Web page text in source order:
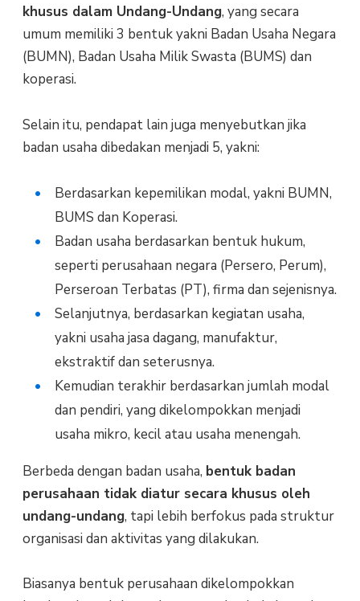
khusus dalam Undang-Undang, yang secara
umum memiliki 3 bentuk yakni Badan Usaha Negara
(BUMN), Badan Usaha Milik Swasta (BUMS) dan
koperasi.
Selain itu, pendapat lain juga menyebutkan jika
badan usaha dibedakan menjadi 5, yakni:
Berdasarkan kepemilikan modal, yakni BUMN,
BUMS dan Koperasi.
Badan usaha berdasarkan bentuk hukum,
seperti perusahaan negara (Persero, Perum),
Perseroan Terbatas (PT), firma dan sejenisnya.
Selanjutnya, berdasarkan kegiatan usaha,
yakni usaha jasa dagang, manufaktur,
ekstraktif dan seterusnya.
Kemudian terakhir berdasarkan jumlah modal
dan pendiri, yang dikelompokkan menjadi
usaha mikro, kecil atau usaha menengah.
Berbeda dengan badan usaha, bentuk badan
perusahaan tidak diatur secara khusus oleh
undang-undang, tapi lebih berfokus pada struktur
organisasi dan aktivitas yang dilakukan.
Biasanya bentuk perusahaan dikelompokkan